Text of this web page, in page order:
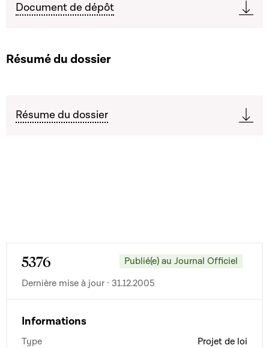
Document de dépôt
Résumé du dossier
Résume du dossier
5376
Publié(e) au Journal Officiel
Dernière mise à jour · 31.12.2005
Informations
Type Projet de loi